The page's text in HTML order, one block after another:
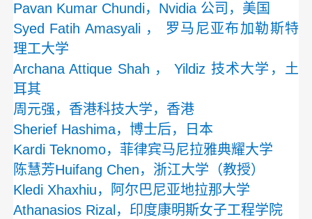
Pavan Kumar Chundi，Nvidia 公司，美国
Syed Fatih Amasyali ， 罗马尼亚布加勒斯特
理工大学
Archana Attique Shah ， Yildiz 技术大学，土
耳其
周元强，香港科技大学，香港
Sherief Hashima，博士后，日本
Kardi Teknomo，菲律宾马尼拉雅典耀大学
陈慧芳Huifang Chen，浙江大学（教授）
Kledi Xhaxhiu，阿尔巴尼亚地拉那大学
Athanasios Rizal，印度康明斯女子工程学院